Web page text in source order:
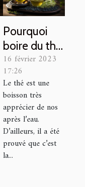
Pourquoi
boire du thé
bio d’Asie ?
16 février 2023
17:26
Le thé est une
boisson très
apprécier de nos
après l’eau.
D’ailleurs, il a été
prouvé que c’est
la...